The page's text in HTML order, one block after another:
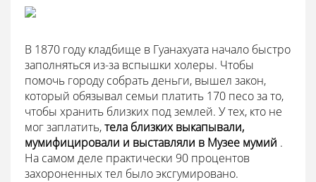
В 1870 году кладбище в Гуанахуата начало быстро
заполняться из-за вспышки холеры. Чтобы
помочь городу собрать деньги, вышел закон,
который обязывал семьи платить 170 песо за то,
чтобы хранить близких под землей. У тех, кто не
мог заплатить,тела близких выкапывали,
мумифицировали и выставляли в Музее мумий .
На самом деле практически 90 процентов
захороненных тел было эксгумировано.